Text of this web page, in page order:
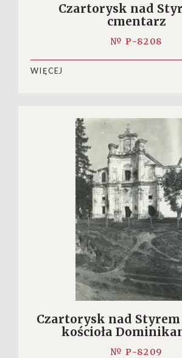
Czartorysk nad
cmentarz
№ P-8208
WIĘCEJ
Czartorysk nad
kościoła
№ P-8209